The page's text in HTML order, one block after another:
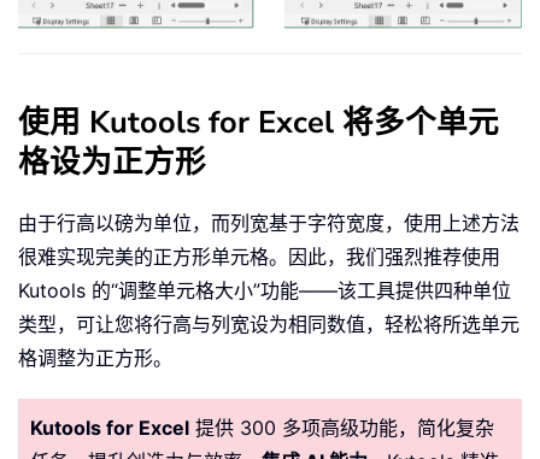
使用 Kutools for Excel 将多个单元
格设为正方形
由于行高以磅为单位，而列宽基于字符宽度，使用上述方法
很难实现完美的正方形单元格。因此，我们强烈推荐使用
Kutools 的“调整单元格大小”功能——该工具提供四种单位
类型，可让您将行高与列宽设为相同数值，轻松将所选单元
格调整为正方形。
Kutools for Excel 提供 300 多项高级功能，简化复杂